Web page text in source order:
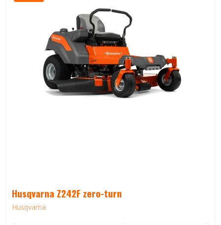
Husqvarna Z242F zero-turn
Husqvarna